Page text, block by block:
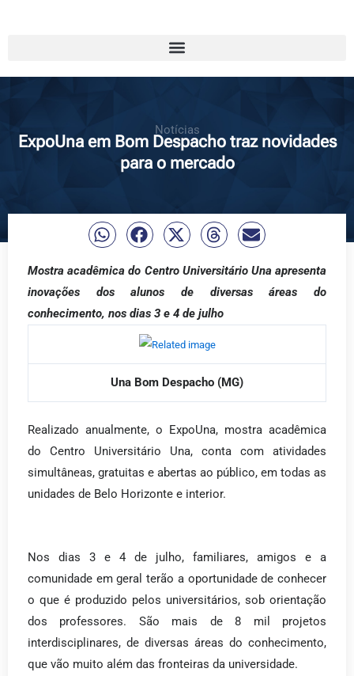
Notícias
ExpoUna em Bom Despacho traz novidades
para o mercado
Mostra acadêmica do Centro Universitário Una apresenta
inovações dos alunos de diversas áreas do
conhecimento, nos dias 3 e 4 de julho
Una Bom Despacho (MG)
Realizado anualmente, o ExpoUna, mostra acadêmica
do Centro Universitário Una, conta com atividades
simultâneas, gratuitas e abertas ao público, em todas as
unidades de Belo Horizonte e interior.
Nos dias 3 e 4 de julho, familiares, amigos e a
comunidade em geral terão a oportunidade de conhecer
o que é produzido pelos universitários, sob orientação
dos professores. São mais de 8 mil projetos
interdisciplinares, de diversas áreas do conhecimento,
que vão muito além das fronteiras da universidade.